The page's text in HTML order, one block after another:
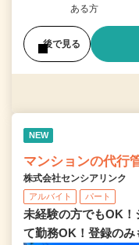
ある方
後で見る
NEW
マンションの代行
株式会社センシアリンク
アルバイト パート
未経験の方でもOK
て勤務OK！登録のみ